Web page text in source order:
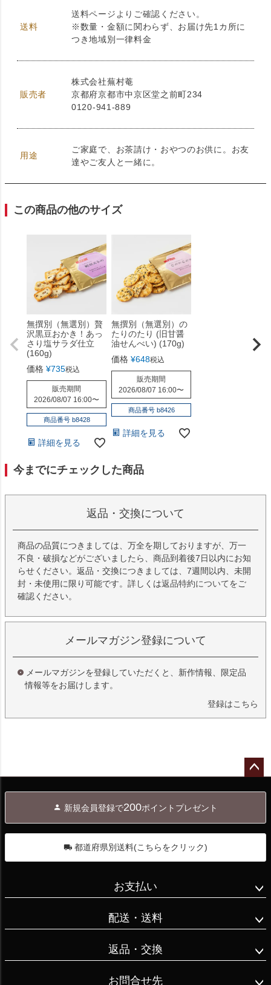
送料
送料ページよりご確認ください。
※数量・金額に関わらず、お届け先1カ所に
つき地域別一律料金
販売者
株式会社蕪村菴
京都府京都市中京区堂之前町234
0120-941-889
用途
ご家庭で、お茶請け・おやつのお供に。お友
達やご友人と一緒に。
この商品の他のサイズ
無撰別（無選別）贅
沢黒豆おかき！あっ
さり塩サラダ仕立
(160g)
価格 ¥735税込
販売期間
2026/08/07 16:00〜
商品番号 b8428
詳細を見る
無撰別（無選別）の
たりのたり (旧甘醤
油せんべい) (170g)
価格 ¥648税込
販売期間
2026/08/07 16:00〜
商品番号 b8426
詳細を見る
今までにチェックした商品
返品・交換について
商品の品質につきましては、万全を期しておりますが、万一
不良・破損などがございましたら、商品到着後7日以内にお知
らせください。返品・交換につきましては、7週間以内、未開
封・未使用に限り可能です。詳しくは返品特約についてをご
確認ください。
メールマガジン登録について
メールマガジンを登録していただくと、新作情報、限定品
情報等をお届けします。
登録はこちら
へ
新規会員登録で200ポイントプレゼント
都道府県別送料(こちらをクリック)
お支払い
配送・送料
返品・交換
お問合せ先